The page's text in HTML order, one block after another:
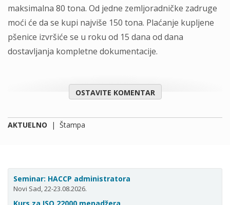
maksimalna 80 tona. Od jedne zemljoradničke zadruge
moći će da se kupi najviše 150 tona. Plaćanje kupljene
pšenice izvršiće se u roku od 15 dana od dana
dostavljanja kompletne dokumentacije.
OSTAVITE KOMENTAR
AKTUELNO | Štampa
Seminar: HACCP administratora
Novi Sad, 22-23.08.2026.